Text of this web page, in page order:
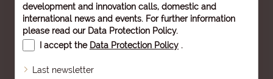
development and innovation calls, domestic and
international news and events. For further information
please read our Data Protection Policy.
I accept the Data Protection Policy .
Last newsletter